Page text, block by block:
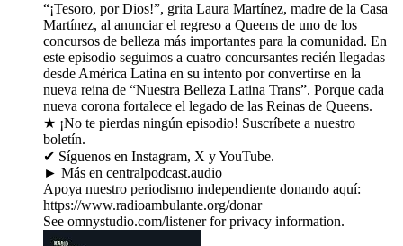
“¡Tesoro, por Dios!”, grita Laura Martínez, madre de la Casa
Martínez, al anunciar el regreso a Queens de uno de los
concursos de belleza más importantes para la comunidad. En
este episodio seguimos a cuatro concursantes recién llegadas
desde América Latina en su intento por convertirse en la
nueva reina de “Nuestra Belleza Latina Trans”. Porque cada
nueva corona fortalece el legado de las Reinas de Queens.
★ ¡No te pierdas ningún episodio! Suscríbete a nuestro
boletín.
✔ Síguenos en Instagram, X y YouTube.
► Más en centralpodcast.audio
Apoya nuestro periodismo independiente donando aquí:
https://www.radioambulante.org/donar
See omnystudio.com/listener for privacy information.